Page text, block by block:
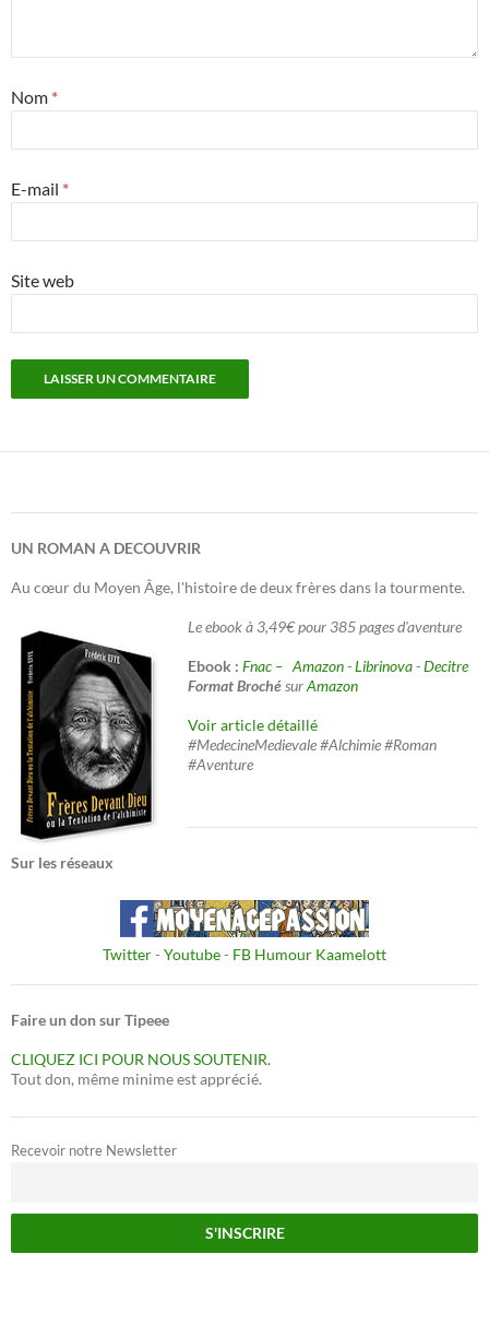
Nom *
E-mail *
Site web
UN ROMAN A DECOUVRIR
Au cœur du Moyen Âge, l'histoire de deux frères dans la tourmente.
Le ebook à 3,49€ pour 385 pages d'aventure
Ebook : Fnac – Amazon-Librinova-Decitre
Format BrochésurAmazon
Voir article détaillé
#MedecineMedievale #Alchimie #Roman
#Aventure
Sur les réseaux
Twitter- Youtube- FB Humour Kaamelott
Faire un don sur Tipeee
CLIQUEZ ICI POUR NOUS SOUTENIR.
Tout don, même minime est apprécié.
Recevoir notre Newsletter